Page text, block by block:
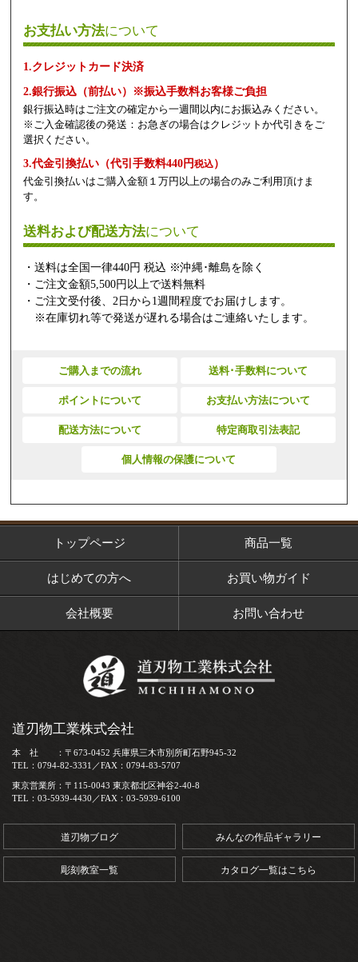
お支払い方法について
1.クレジットカード決済
2.銀行振込（前払い）※振込手数料お客様ご負担
銀行振込時はご注文の確定から一週間以内にお振込みください。
※ご入金確認後の発送：お急ぎの場合はクレジットか代引きをご
選択ください。
3.代金引換払い（代引手数料440円税込）
代金引換払いはご購入金額１万円以上の場合のみご利用頂けま
す。
送料および配送方法について
・送料は全国一律440円 税込 ※沖縄･離島を除く
・ご注文金額5,500円以上で送料無料
・ご注文受付後、2日から1週間程度でお届けします。
※在庫切れ等で発送が遅れる場合はご連絡いたします。
ご購入までの流れ 送料･手数料について
ポイントについて お支払い方法について
配送方法について 特定商取引法表記
個人情報の保護について
トップページ 商品一覧
はじめての方へ お買い物ガイド
会社概要 お問い合わせ
道刃物工業株式会社
本 社 ：〒673-0452 兵庫県三木市別所町石野945-32
TEL：0794-82-3331／FAX：0794-83-5707
東京営業所：〒115-0043 東京都北区神谷2-40-8
TEL：03-5939-4430／FAX：03-5939-6100
道刃物ブログ みんなの作品ギャラリー
彫刻教室一覧 カタログ一覧はこちら